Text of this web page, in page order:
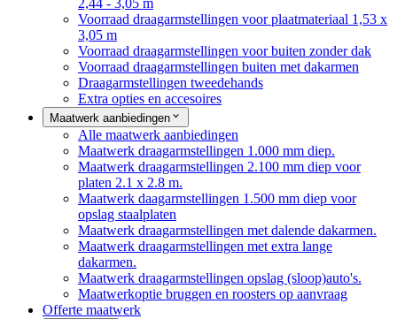
2,44 - 3,05 m
Voorraad draagarmstellingen voor plaatmateriaal 1,53 x
3,05 m
Voorraad draagarmstellingen voor buiten zonder dak
Voorraad draagarmstellingen buiten met dakarmen
Draagarmstellingen tweedehands
Extra opties en accesoires
Maatwerk aanbiedingen
Alle maatwerk aanbiedingen
Maatwerk draagarmstellingen 1.000 mm diep.
Maatwerk draagarmstellingen 2.100 mm diep voor
platen 2.1 x 2.8 m.
Maatwerk daagarmstellingen 1.500 mm diep voor
opslag staalplaten
Maatwerk draagarmstellingen met dalende dakarmen.
Maatwerk draagarmstellingen met extra lange
dakarmen.
Maatwerk draagarmstellingen opslag (sloop)auto's.
Maatwerkoptie bruggen en roosters op aanvraag
Offerte maatwerk